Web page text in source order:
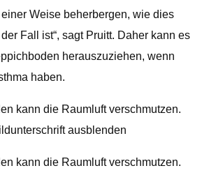
Weise beherbergen, wie dies
Fall ist“, sagt Pruitt. Daher kann es
herauszuziehen, wenn
haben.
kann die Raumluft verschmutzen.
ausblenden
kann die Raumluft verschmutzen.